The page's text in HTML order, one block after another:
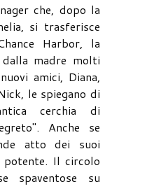
che, dopo la
si trasferisce
Harbor, la
madre molti
amici, Diana,
le spiegano di
cerchia di
Anche se
atto dei suoi
Il circolo
spaventose su